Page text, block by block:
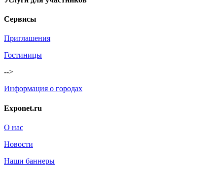
Сервисы
Приглашения
Гостиницы
-->
Информация о городах
Exponet.ru
О нас
Новости
Наши баннеры